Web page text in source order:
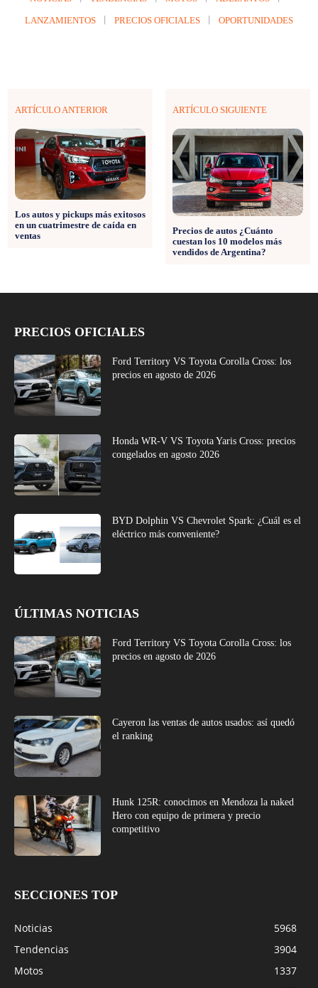
LANZAMIENTOS PRECIOS OFICIALES OPORTUNIDADES
ARTÍCULO ANTERIOR
Los autos y pickups más exitosos
en un cuatrimestre de caída en
ventas
ARTÍCULO SIGUIENTE
Precios de autos ¿Cuánto
cuestan los 10 modelos más
vendidos de Argentina?
PRECIOS OFICIALES
Ford Territory VS Toyota Corolla Cross: los
precios en agosto de 2026
Honda WR-V VS Toyota Yaris Cross: precios
congelados en agosto 2026
BYD Dolphin VS Chevrolet Spark: ¿Cuál es el
eléctrico más conveniente?
ÚLTIMAS NOTICIAS
Ford Territory VS Toyota Corolla Cross: los
precios en agosto de 2026
Cayeron las ventas de autos usados: así quedó
el ranking
Hunk 125R: conocimos en Mendoza la naked
Hero con equipo de primera y precio
competitivo
SECCIONES TOP
Noticias
5968
Tendencias
3904
Motos
1337